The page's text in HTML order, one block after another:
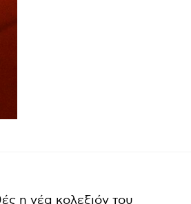
η νέα κολεξιόν του